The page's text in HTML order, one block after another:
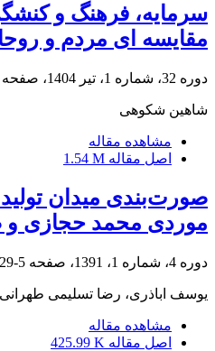
سرمایه، فرهنگ و
مقایسه ای مردم و
دوره 32، شماره 1، تیر 1404، صفحه
شاهین شکوهی
مشاهده مقاله
اصل مقاله 1.54 M
صورت‌بندی میدان
موردی محمد حجازی و
دوره 4، شماره 1، 1391، صفحه 5-29
یوسف اباذری، رضا تسلیمی طهرانی
مشاهده مقاله
اصل مقاله 425.99 K